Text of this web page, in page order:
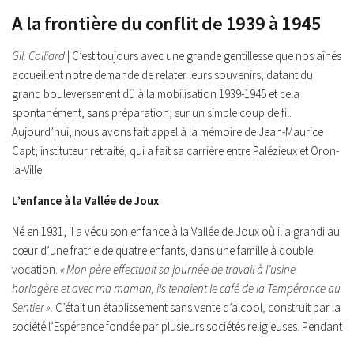
A la frontière du conflit de 1939 à 1945
Gil. Colliard | C’est toujours avec une grande gentillesse que nos aînés
accueillent notre demande de relater leurs souvenirs, datant du
grand bouleversement dû à la mobilisation 1939-1945 et cela
spontanément, sans préparation, sur un simple coup de fil.
Aujourd’hui, nous avons fait appel à la mémoire de Jean-Maurice
Capt, instituteur retraité, qui a fait sa carrière entre Palézieux et Oron-
la-Ville.
L’enfance à la Vallée de Joux
Né en 1931, il a vécu son enfance à la Vallée de Joux où il a grandi au
cœur d’une fratrie de quatre enfants, dans une famille à double
vocation. « Mon père effectuait sa journée de travail à l’usine
horlogère et avec ma maman, ils tenaient le café de la Tempérance au
Sentier ». C’était un établissement sans vente d’alcool, construit par la
société l’Espérance fondée par plusieurs sociétés religieuses. Pendant